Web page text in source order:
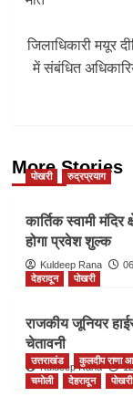
जिलाधिकारी मयूर
में संबंधित
More Stories
पोखरी रुद्रप्रयाग
कार्तिक स्वामी
होगा प्रवेश शुल्क
Kuldeep Rana
देहरादून
पोखरी
राजकीय जूनियर
चेतावनी
Kuldeep Rana
उत्तराखंड कुलदीप राणा
चमोली
देहरादून पोखरी